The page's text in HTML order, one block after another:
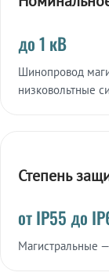
до 1 кВ
Шинопровод
низковольтные
Степень
от IP55 до
Магистральные